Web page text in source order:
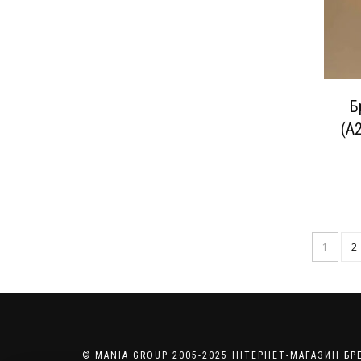
1 2
© MANIA GROUP 2005-2025 ІНТЕРНЕТ-МАГАЗИН